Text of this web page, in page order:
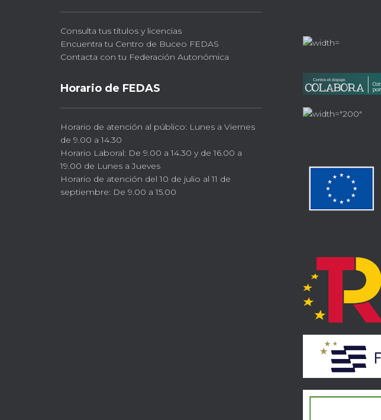
Consulta tus títulos y licencias
Encuentra tu Centro de Buceo FEDAS
Contacta con tu Federación Autonómica
Horario de FEDAS
Horario de atención al público: Lunes a Viernes
de 9.00 a 14.30
Horario Laboral: De 9.00 a 14.30 y de 16.00 a
19.00 de Lunes a Jueves
Horario de atención del 10 de julio al 11 de
septiembre: De 9.00 a 15.00